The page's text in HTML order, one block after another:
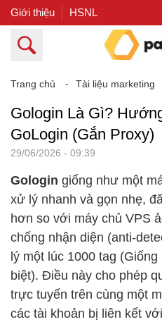
Giới thiệu HSNL
Trang chủ ⁃ Tài liệu marketing
Gologin Là Gì?
GoLogin (Gắn Proxy)
29/06/2026 - 09:39
Gologin giống như một
xử lý nhanh và gọn nhẹ,
hơn so với máy chủ VPS
chống nhận diện (anti-
lý một lúc 1000 tag
biệt). Điều này cho phép
trực tuyến trên cùng một
các tài khoản bị liên kết